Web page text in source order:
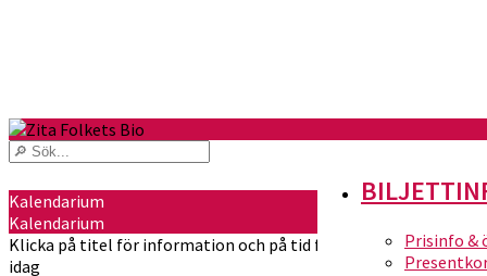
Prisinfo &
Kalendarium
Kalendarium
Klicka på titel för information och på tid för att köpa biljetter
idag